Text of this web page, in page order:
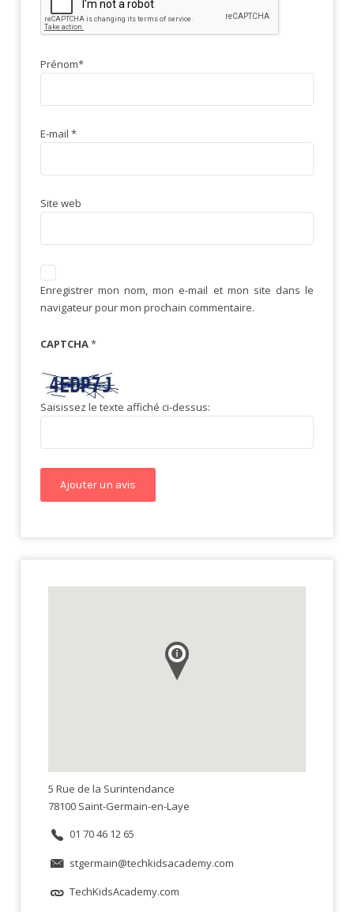
Prénom*
E-mail *
Site web
Enregistrer mon nom, mon e-mail et mon site dans le
navigateur pour mon prochain commentaire.
CAPTCHA*
Saisissez le texte affiché ci-dessus:
5 Rue de la Surintendance
78100 Saint-Germain-en-Laye
01 70 46 12 65
stgermain@techkidsacademy.com
TechKidsAcademy.com